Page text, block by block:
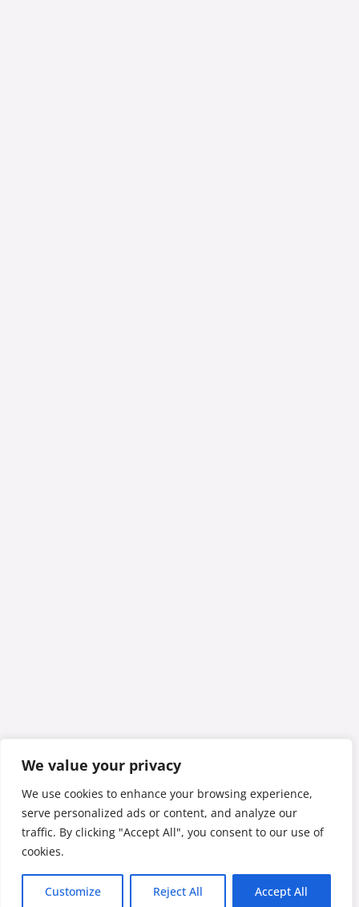
We value your privacy
We use cookies to enhance your browsing experience,
serve personalized ads or content, and analyze our
traffic. By clicking "Accept All", you consent to our use of
cookies.
Customize Reject All Accept All